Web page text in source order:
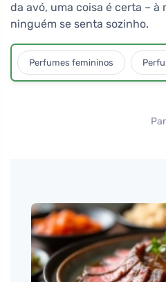
da avó, uma coisa é certa – à
ninguém se senta sozinho.
Perfumes femininos